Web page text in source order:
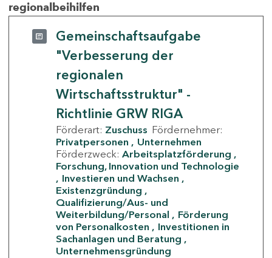
regionalbeihilfen
Gemeinschaftsaufgabe
"Verbesserung der
regionalen
Wirtschaftsstruktur" -
Richtlinie GRW RIGA
Förderart: Zuschuss Fördernehmer:
Privatpersonen
Unternehmen
Förderzweck: Arbeitsplatzförderung
Forschung, Innovation und Technologie
Investieren und Wachsen
Existenzgründung
Qualifizierung/Aus- und
Weiterbildung/Personal
Förderung
von Personalkosten
Investitionen in
Sachanlagen und Beratung
Unternehmensgründung